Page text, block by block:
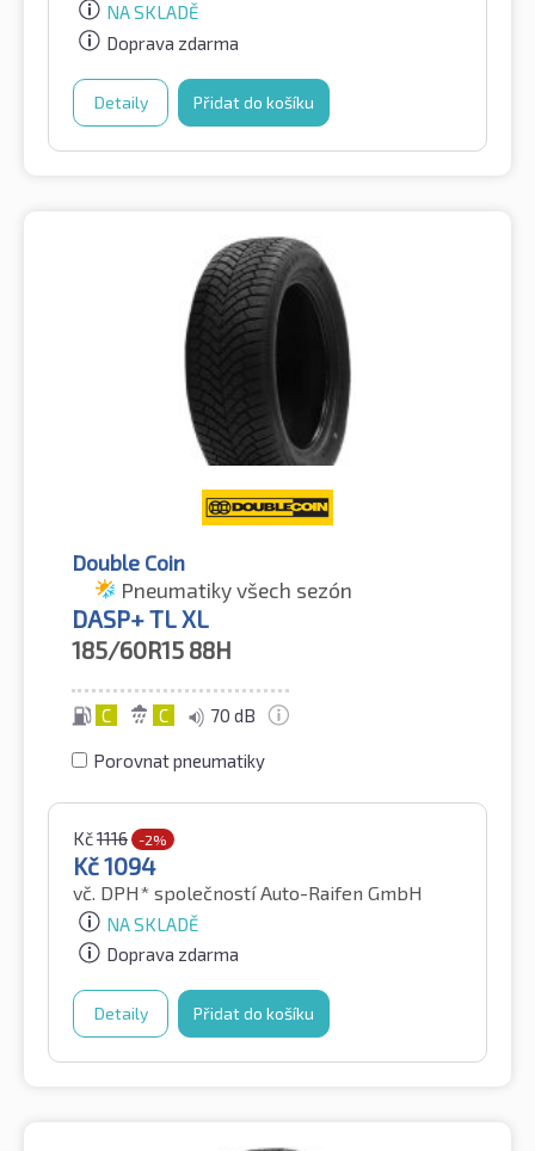
NA SKLADĚ
Doprava zdarma
Detaily Přidat do košíku
Double Coin
Pneumatiky všech sezón
DASP+ TL XL
185/60R15 88H
C C 70 dB
Porovnat pneumatiky
Kč1116 -2%
Kč1094
vč. DPH* společností Auto-Raifen GmbH
NA SKLADĚ
Doprava zdarma
Detaily Přidat do košíku